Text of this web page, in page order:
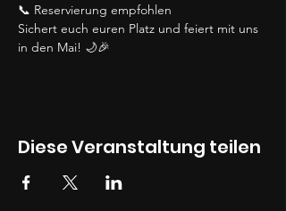
📞 Reservierung empfohlen
Sichert euch euren Platz und feiert mit uns
in den Mai! 🌙🎉
Diese Veranstaltung teilen